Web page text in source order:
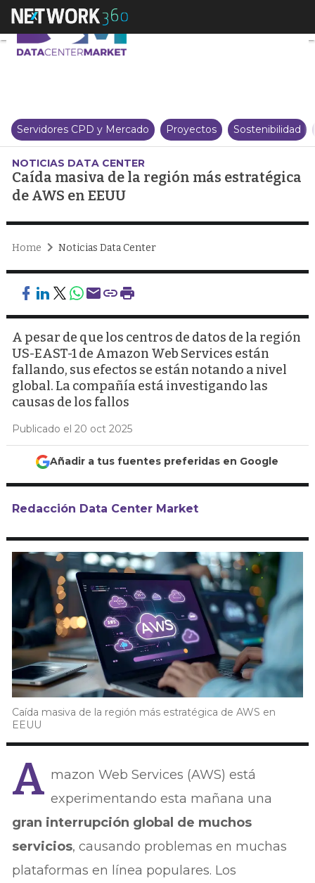
Caída masiva de la región más
Servidores CPD y Mercado Proyectos Sostenibilidad
NOTICIAS DATA CENTER
Caída masiva de la región más estratégica
de AWS en EEUU
Home Noticias Data Center
A pesar de que los centros de datos de la región
US-EAST-1 de Amazon Web Services están
fallando, sus efectos se están notando a nivel
global. La compañía está investigando las
causas de los fallos
Publicado el 20 oct 2025
Añadir a tus fuentes preferidas en Google
Redacción Data Center Market
Caída masiva de la región más estratégica de AWS en
EEUU
A mazon Web Services (AWS) está
experimentando esta mañana una
gran interrupción global de muchos
servicios, causando problemas en muchas
plataformas en línea populares. Los